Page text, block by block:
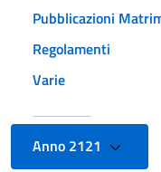
Pubblicazioni
Regolamenti
Varie
Anno 2121